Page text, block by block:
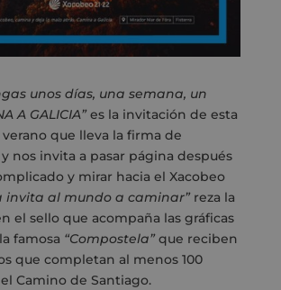
unos días, una semana, un
A GALICIA”es la invitación de esta
que lleva la firma de
nos invita a pasar página después
y mirar hacia el Xacobeo
invita al mundo a caminar”reza la
el sello que acompaña las gráficas
famosa “Compostela”que reciben
que completan al menos 100
Camino de Santiago.